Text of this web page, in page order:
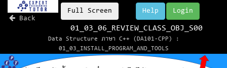
Back
Full Screen Login
Help
01_03_06_REVIEW_CLASS_OBJ_S00
Data Structure ภาษา C++ (DA101-CPP) :
01_03_INSTALL_PROGRAM_AND_TOOLS